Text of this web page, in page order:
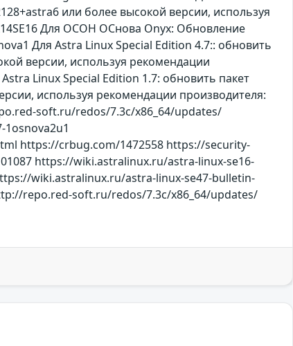
или более высокой версии, используя
Для ОСОН ОСнова Оnyx: Обновление
Для Astra Linux Special Edition 4.7:: обновить
версии, используя рекомендации
Linux Special Edition 1.7: обновить пакет
используя рекомендации производителя:
soft.ru/redos/7.3c/x86_64/updates/
https://crbug.com/1472558 https://security-
https://wiki.astralinux.ru/astra-linux-se16-
wiki.astralinux.ru/astra-linux-se47-bulletin-
repo.red-soft.ru/redos/7.3c/x86_64/updates/